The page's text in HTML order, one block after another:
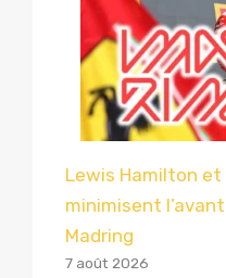
Lewis Hamilton et
minimisent
Madring
7 août 2026